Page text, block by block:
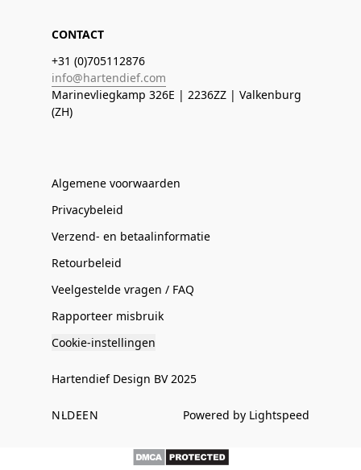
CONTACT
+31 (0)705112876
info@hartendief.com
Marinevliegkamp 326E | 2236ZZ | Valkenburg
(ZH)
Algemene voorwaarden
Privacybeleid
Verzend- en betaalinformatie
Retourbeleid
Veelgestelde vragen / FAQ
Rapporteer misbruik
Cookie-instellingen
Hartendief Design BV 2025
NLDEEN Powered by Lightspeed